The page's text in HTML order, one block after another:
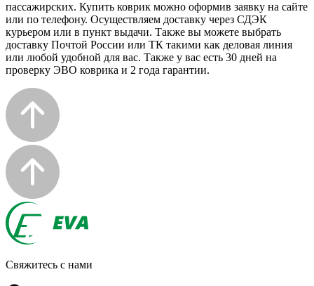
пассажирских. Купить коврик можно оформив заявку на сайте
или по телефону. Осуществляем доставку через СДЭК
курьером или в пункт выдачи. Также вы можете выбрать
доставку Почтой России или ТК такими как деловая линия
или любой удобной для вас. Также у вас есть 30 дней на
проверку ЭВО коврика и 2 года гарантии.
Свяжитесь с нами